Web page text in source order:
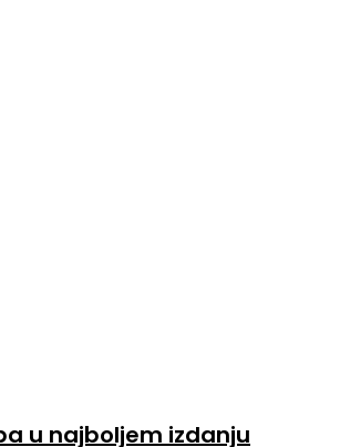
u najboljem izdanju